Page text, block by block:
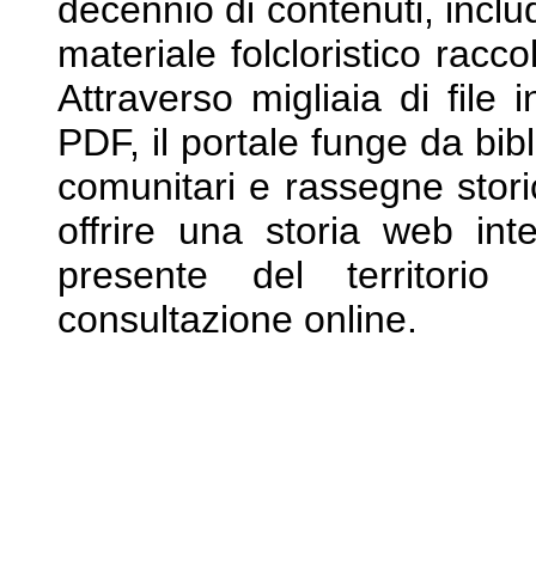
decennio di contenuti,
materiale folcloristico
Attraverso migliaia di file
PDF, il portale funge da
comunitari e rassegne
offrire una storia web
presente del territorio
consultazione online.